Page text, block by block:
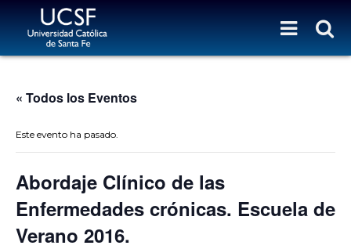
« Todos los Eventos
Este evento ha pasado.
Abordaje Clínico de las
Enfermedades crónicas. Escuela de
Verano 2016.